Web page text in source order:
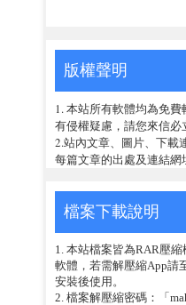
版權聲明
1. 本站所有軟體均為免
有侵權疑慮，請您來信必
2.站內文章、圖片、下載
每篇文章的出處及連結網
檔案下載說明
1. 本站檔案皆為RAR壓
軟體，若需解壓縮App請
安裝後使用。
2. 檔案解壓縮密碼：「